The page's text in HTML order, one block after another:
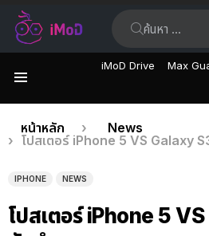
iMoD Drive Max
เรื่อง
ล่าสุด
คุณอยู่ที่นี่:
หน้าหลัก
News
โปสเตอร์ iPhone 5 VS Galaxy
IPHONE NEWS
โปสเตอร์ iPhone 5